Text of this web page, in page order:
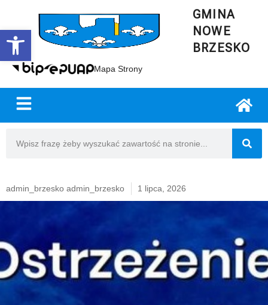
Open toolbar
GMINA
NOWE
BRZESKO
Mapa Strony
admin_brzesko admin_brzesko 1 lipca, 2026